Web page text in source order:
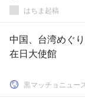
はちま起稿
中国、台湾めぐ
在日大使館
黒マッチョニュー